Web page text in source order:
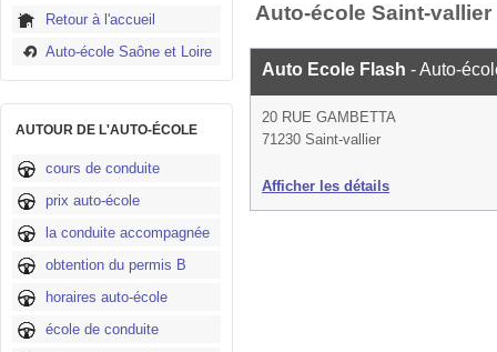
Retour à l'accueil
Auto-école Saône et Loire
AUTOUR DE L'AUTO-ÉCOLE
cours de conduite
prix auto-école
la conduite accompagnée
obtention du permis B
horaires auto-école
école de conduite
Auto-école Saint-vallier
Auto Ecole Flash - Auto-
20 RUE GAMBETTA
71230 Saint-vallier
Afficher les détails